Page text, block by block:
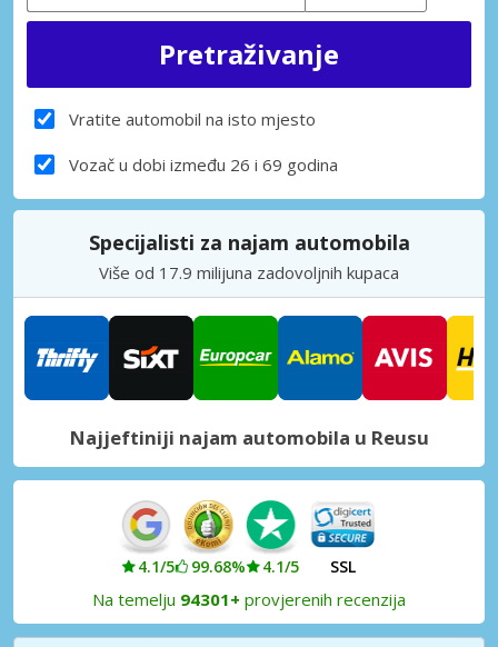
Vratite automobil na isto mjesto
Vozač u dobi između 26 i 69 godina
Specijalisti za najam automobila
Više od 17.9 milijuna zadovoljnih kupaca
Najjeftiniji najam automobila u Reusu
4.1/5 99.68% 4.1/5 SSL
Na temelju 94301+ provjerenih recenzija